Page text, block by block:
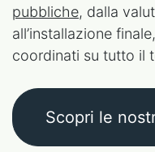
pubbliche, dalla
all’installazione
coordinati su tutto il
Scopri le